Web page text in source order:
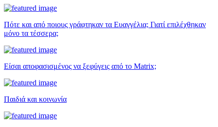
Πότε και από ποιους γράφτηκαν τα Ευαγγέλια; Γιατί επιλέχθηκαν
μόνο τα τέσσερα;
Είσαι αποφασισμένος να ξεφύγεις από το Matrix;
Παιδιά και κοινωνία